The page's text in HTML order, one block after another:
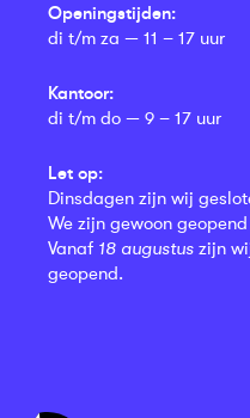
Openingstijden:
di t/m za — 11 – 17 uur
Kantoor:
di t/m do — 9 – 17 uur
Let op:
Dinsdagen zijn wij
We zijn gewoon
Vanaf 18 augustus zijn
geopend.